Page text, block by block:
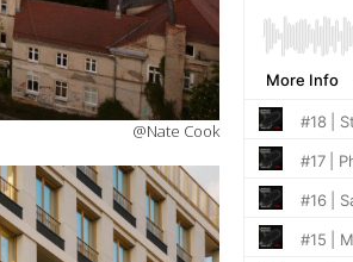
@Nate Cook